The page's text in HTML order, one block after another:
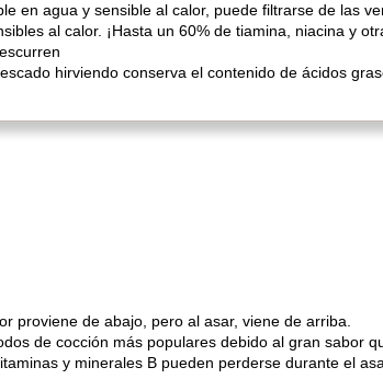
en agua y sensible al calor, puede filtrarse de las
al calor. ¡Hasta un 60% de tiamina, niacina y
hirviendo conserva el contenido de ácidos
proviene de abajo, pero al asar, viene de arriba.
de cocción más populares debido al gran sabor
y minerales B pueden perderse durante el